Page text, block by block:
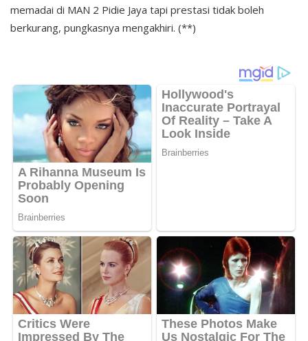
memadai di MAN 2 Pidie Jaya tapi prestasi tidak boleh
berkurang, pungkasnya mengakhiri. (**)